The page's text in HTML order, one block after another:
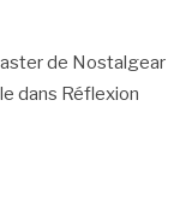
de Nostalgear
dans Réflexion